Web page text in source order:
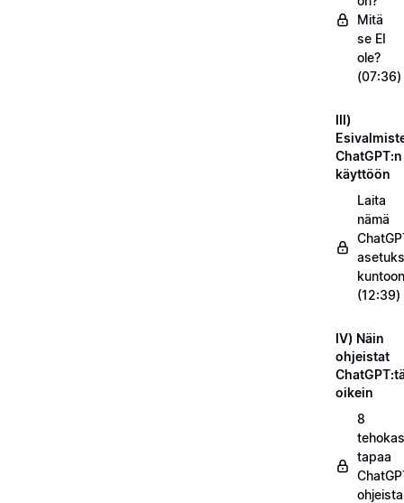
Mitä
se EI
ole?
(07:36)
III)
ChatGPT:n
käyttöön
Laita
nämä
kuntoon
(12:39)
IV) Näin
ohjeistat
oikein
8
tapaa